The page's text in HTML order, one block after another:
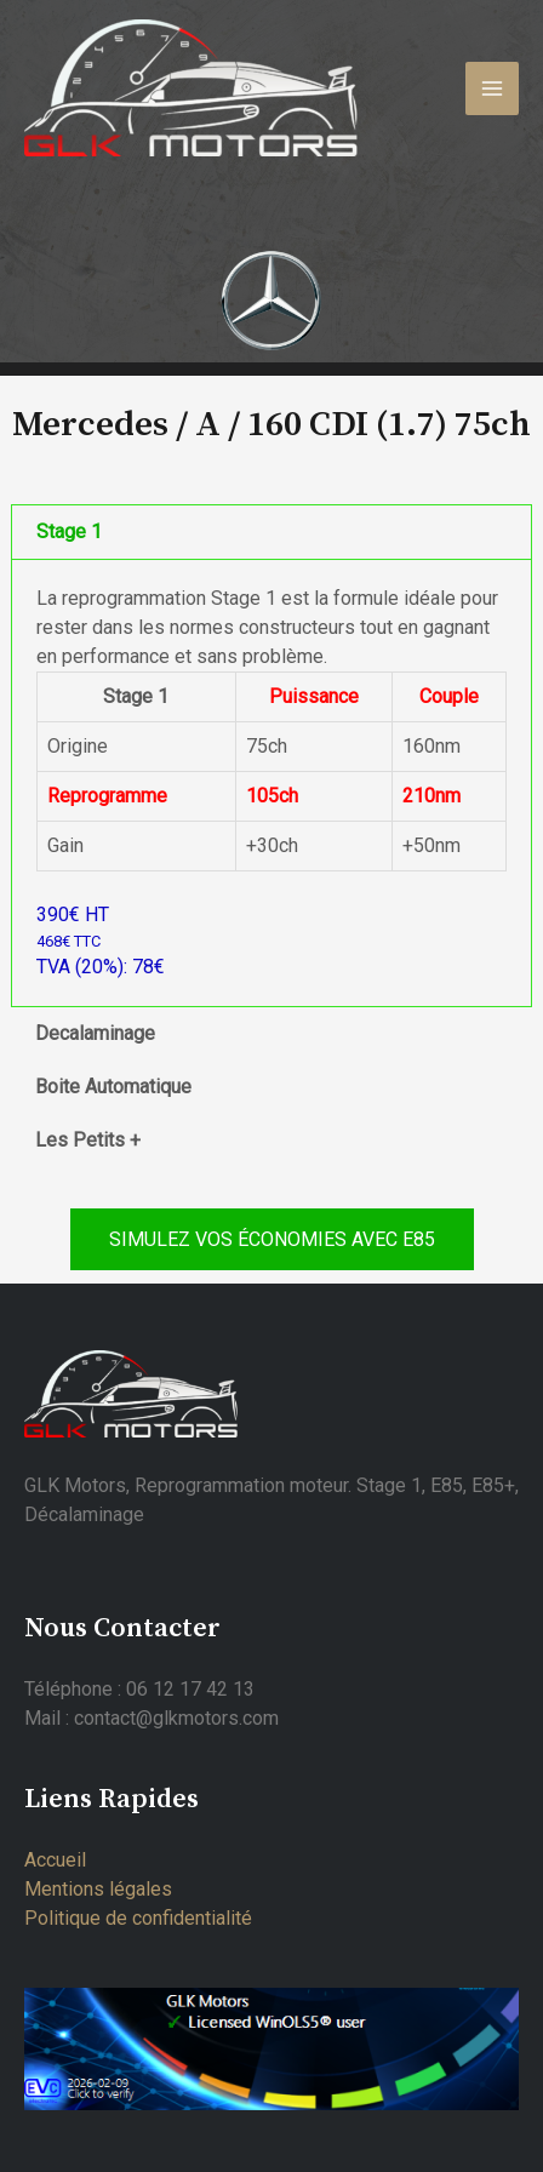
contenu
Mercedes / A / 160 CDI (1.7) 75ch
Stage 1
La reprogrammation Stage 1 est la formule idéale pour
rester dans les normes constructeurs tout en gagnant
en performance et sans problème.
Stage 1
Puissance Couple
Origine 75ch 160nm
Reprogramme 105ch 210nm
Gain +30ch +50nm
390€ HT
468€ TTC
TVA (20%): 78€
Decalaminage
Boite Automatique
Les Petits +
SIMULEZ VOS ÉCONOMIES AVEC E85
GLK Motors, Reprogrammation moteur. Stage 1, E85, E85+,
Décalaminage
Nous Contacter
Téléphone : 06 12 17 42 13
Mail : contact@glkmotors.com
Liens Rapides
Accueil
Mentions légales
Politique de confidentialité